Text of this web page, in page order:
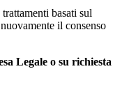
basati sul
il consenso
Legale o su richiesta